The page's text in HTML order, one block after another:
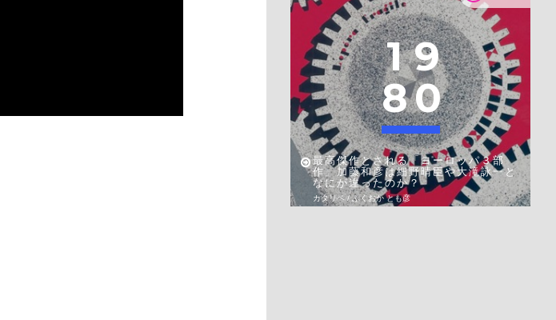
1 9
80
最高傑作とされる「ヨーロッパ３部
作」加藤和彦は細野晴臣や大滝詠一と
なにが違ったのか？
カタリベ / ふくおか とも彦